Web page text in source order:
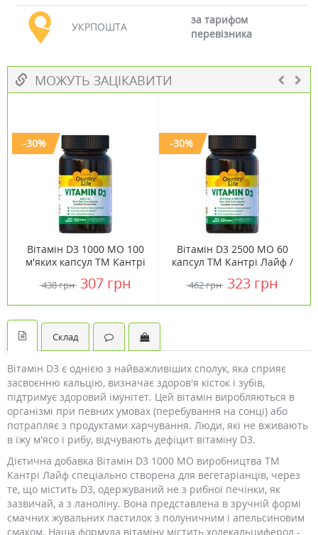
УКРПОШТА
за тарифом
перевізника
МОЖУТЬ ЗАЦІКАВИТИ
-30%
Вітамін D3 1000 МО 100
м'яких капсул ТМ Кантрі
438 грн 307 грн
-30%
Вітамін D3 2500 МО 60
капсул ТМ Кантрі Лайф /
462 грн 323 грн
Склад
Вітамін D3 є однією з найважливіших сполук, яка сприяє
засвоєнню кальцію, визначає здоров'я кісток і зубів,
підтримує здоровий імунітет. Цей вітамін виробляються в
організмі при певних умовах (перебування на сонці) або
потрапляє з продуктами харчування. Люди, які не вживають
в їжу м'ясо і рибу, відчувають дефіцит вітаміну D3.
Дієтична добавка Вітамін D3 1000 МО виробництва ТМ
Кантрі Лайф спеціально створена для вегетаріанців, через
те, що містить D3, одержуваний не з рибної печінки, як
зазвичай, а з ланоліну. Вона представлена ​​в зручній формі
смачних жувальних пастилок з полуничним і апельсиновим
смаком. Наша формула вітаміну містить холекальциферол -